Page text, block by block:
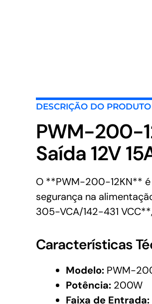
DESCRIÇÃO DO PRODUTO
PWM-200-
Saída 12V
O **PWM-200-12KN**
segurança na
305-VCA/142-431
Características
Modelo: PWM-
Potência: 200W
Faixa de Entrada: